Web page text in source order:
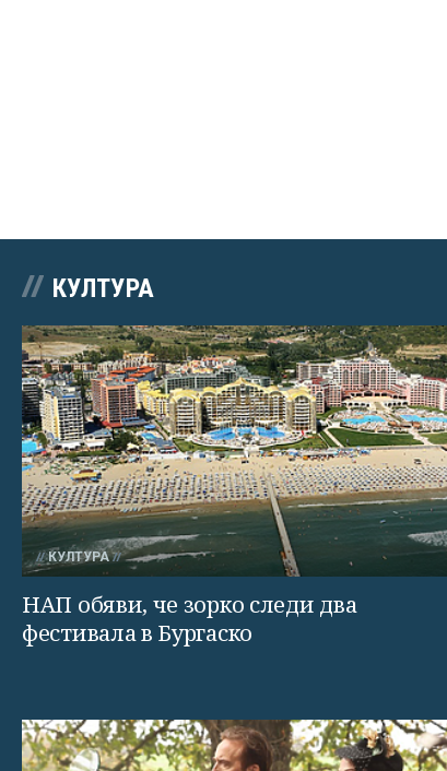
КУЛТУРА
КУЛТУРА
НАП обяви, че зорко следи два
фестивала в Бургаско